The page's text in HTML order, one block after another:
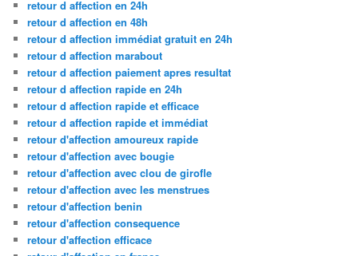
retour d affection en 24h
retour d affection en 48h
retour d affection immédiat gratuit en 24h
retour d affection marabout
retour d affection paiement apres resultat
retour d affection rapide en 24h
retour d affection rapide et efficace
retour d affection rapide et immédiat
retour d'affection amoureux rapide
retour d'affection avec bougie
retour d'affection avec clou de girofle
retour d'affection avec les menstrues
retour d'affection benin
retour d'affection consequence
retour d'affection efficace